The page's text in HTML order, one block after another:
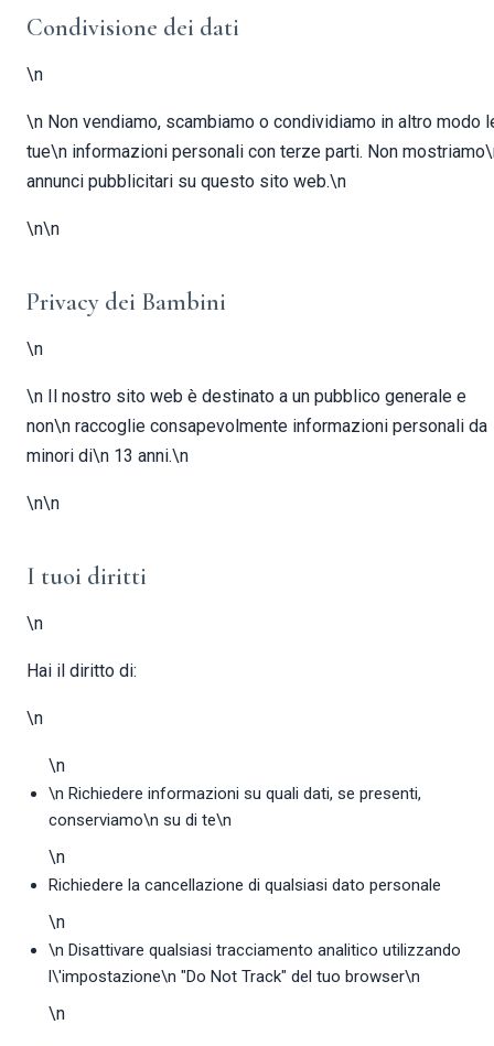
Condivisione dei dati
\n
\n Non vendiamo, scambiamo o condividiamo in altro modo
tue\n informazioni personali con terze parti. Non
annunci pubblicitari su questo sito web.\n
\n\n
Privacy dei Bambini
\n
\n Il nostro sito web è destinato a un pubblico generale e
non\n raccoglie consapevolmente informazioni personali da
minori di\n 13 anni.\n
\n\n
I tuoi diritti
\n
Hai il diritto di:
\n
\n
\n Richiedere informazioni su quali dati, se presenti,
conserviamo\n su di te\n
\n
Richiedere la cancellazione di qualsiasi dato personale
\n
\n Disattivare qualsiasi tracciamento analitico utilizzando
l\'impostazione\n "Do Not Track" del tuo browser\n
\n